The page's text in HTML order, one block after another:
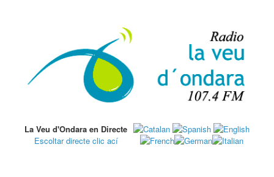
La Veu d'Ondara en Directe
Escoltar directe clic ací